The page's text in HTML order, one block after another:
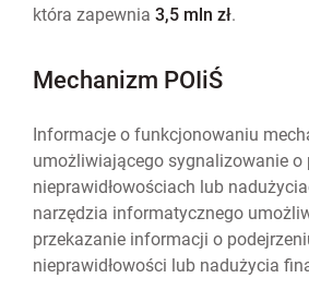
która zapewnia 3,5 mln zł.
Mechanizm POIiŚ
Informacje o funkcjonowaniu
umożliwiającego sygnalizowanie o
nieprawidłowościach lub
narzędzia informatycznego
przekazanie informacji o
nieprawidłowości lub nadużycia